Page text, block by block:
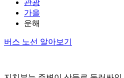
관광
가을
운해
버스 노선 알아보기